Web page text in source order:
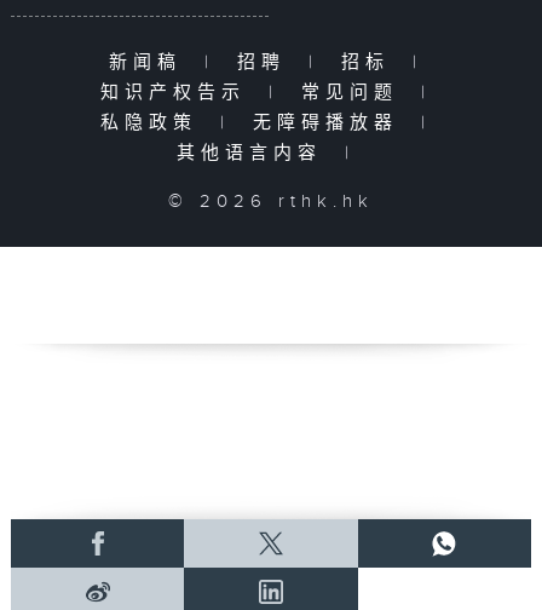
新闻稿 | 招聘 | 招标
|
知识产权告示
| 常见问题
|
私隐政策
| 无障碍播放器
|
其他语言内容
|
© 2026 rthk.hk